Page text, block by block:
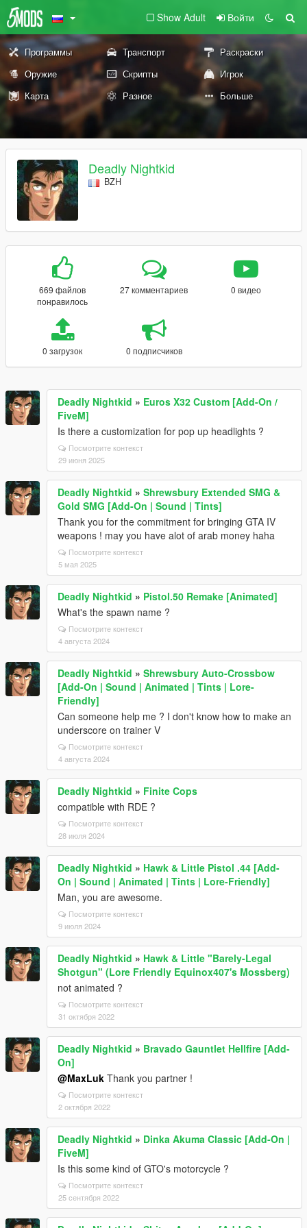
Show Adult Войти
Программы Транспорт
Раскраски
Оружие
Скрипты
Игрок
Карта
Разное Больше
Deadly Nightkid
BZH
669 файлов
понравилось
27 комментариев 0 видео
0 загрузок 0 подписчиков
Deadly Nightkid » Euros X32 Custom [Add-On /
FiveM]
Is there a customization for pop up headlights ?
Посмотрите контекст
29 июня 2025
Deadly Nightkid » Shrewsbury Extended SMG &
Gold SMG [Add-On | Sound | Tints]
Thank you for the commitment for bringing GTA IV
weapons ! may you have alot of arab money haha
Посмотрите контекст
5 мая 2025
Deadly Nightkid » Pistol.50 Remake [Animated]
What's the spawn name ?
Посмотрите контекст
4 августа 2024
Deadly Nightkid » Shrewsbury Auto-Crossbow
[Add-On | Sound | Animated | Tints | Lore-
Friendly]
Can someone help me ? I don't know how to make an
underscore on trainer V
Посмотрите контекст
4 августа 2024
Deadly Nightkid » Finite Cops
compatible with RDE ?
Посмотрите контекст
28 июля 2024
Deadly Nightkid » Hawk & Little Pistol .44 [Add-
On | Sound | Animated | Tints | Lore-Friendly]
Man, you are awesome.
Посмотрите контекст
9 июля 2024
Deadly Nightkid » Hawk & Little "Barely-Legal
Shotgun" (Lore Friendly Equinox407's Mossberg)
not animated ?
Посмотрите контекст
31 октября 2022
Deadly Nightkid » Bravado Gauntlet Hellfire [Add-
On]
@MaxLuk Thank you partner !
Посмотрите контекст
2 октября 2022
Deadly Nightkid » Dinka Akuma Classic [Add-On |
FiveM]
Is this some kind of GTO's motorcycle ?
Посмотрите контекст
25 сентября 2022